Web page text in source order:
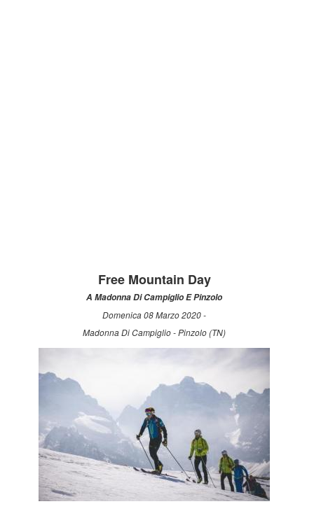
Free Mountain Day
A Madonna Di Campiglio E Pinzolo
Domenica 08 Marzo 2020 -
Madonna Di Campiglio - Pinzolo (TN)